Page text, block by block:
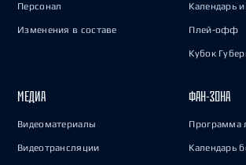
Персонал
Изменения в составе
Календарь
Плей-офф
Кубок
МЕДИА
Видеоматериалы
Видеотрансляции
ФАН-ЗОНА
Программа
Календарь